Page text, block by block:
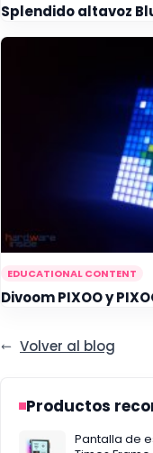
Splendido altavoz
EDUCATIONAL CONTENT
Divoom PIXOO y
Volver al blog
Productos
Pantalla de